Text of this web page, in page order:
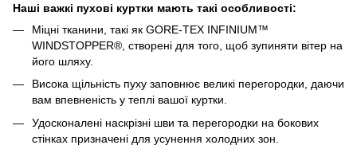
Наші важкі пухові куртки мають такі особливості:
Міцні тканини, такі як GORE-TEX INFINIUM™
WINDSTOPPER®, створені для того, щоб зупиняти вітер на
його шляху.
Висока щільність пуху заповнює великі перегородки, даючи
вам впевненість у теплі вашої куртки.
Удосконалені наскрізні шви та перегородки на бокових
стінках призначені для усунення холодних зон.